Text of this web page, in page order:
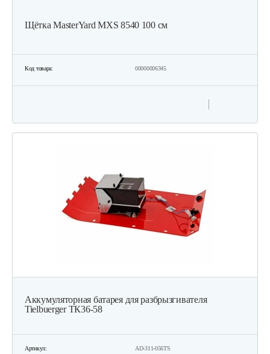
Щётка MasterYard MXS 8540 100 см
Код товара: 00000006345
Аккумуляторная батарея для разбрызгивателя
Tielbuerger ТК36-58
Артикул: AD-311-056TS